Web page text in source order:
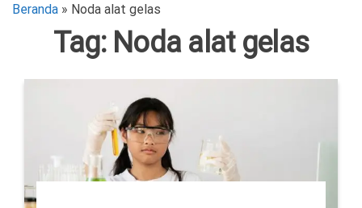
Beranda » Noda alat gelas
Tag: Noda alat gelas